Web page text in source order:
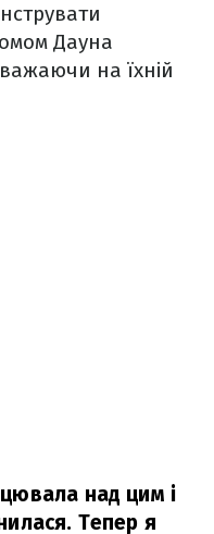
Дауна
на їхній
над цим і
Тепер я